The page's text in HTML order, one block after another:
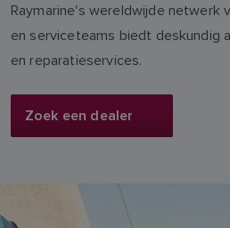
Raymarine's wereldwijde netwerk
en serviceteams biedt deskundig
en reparatieservices.
Zoek een dealer